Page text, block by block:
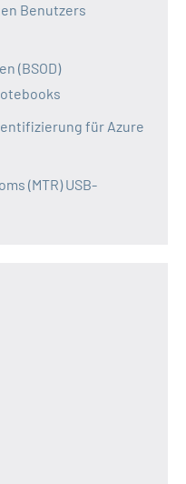
Benutzers
(BSOD)
für Azure
(MTR) USB-